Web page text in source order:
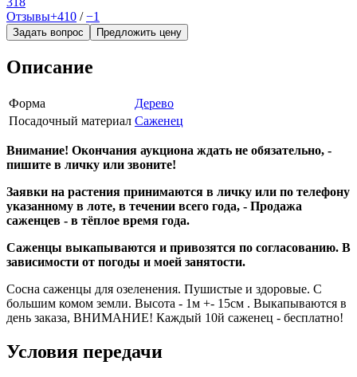
Отзывы+410 /−1
Задать вопрос Предложить цену
Описание
Форма
Дерево
Посадочный материал Саженец
Внимание! Окончания аукциона ждать не обязательно, -
пишите в личку или звоните!
Заявки на растения принимаются в личку или по телефону
указанному в лоте, в течении всего года, - Продажа
саженцев - в тёплое время года.
Саженцы выкапываются и привозятся по согласованию. В
зависимости от погоды и моей занятости.
Сосна саженцы для озеленения. Пушистые и здоровые. С
большим комом земли. Высота - 1м +- 15см . Выкапываются в
день заказа, ВНИМАНИЕ! Каждый 10й саженец - бесплатно!
Условия передачи